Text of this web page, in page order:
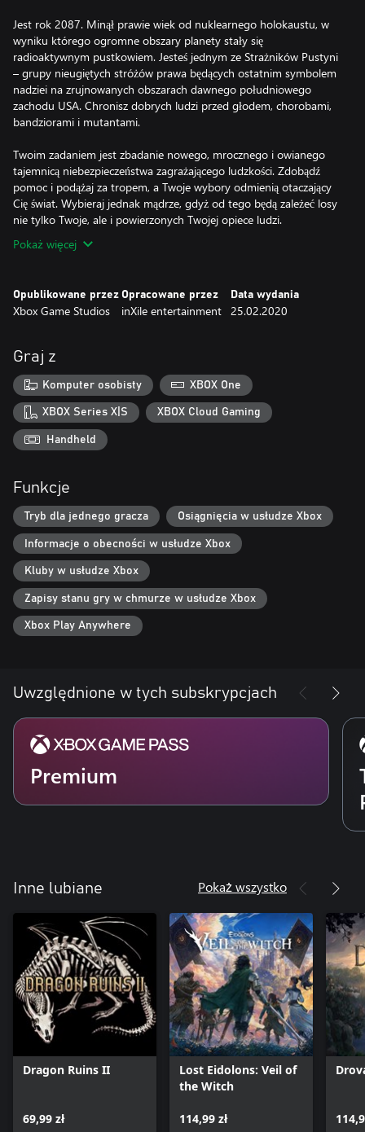
Jest rok 2087. Minął prawie wiek od nuklearnego holokaustu, w
wyniku którego ogromne obszary planety stały się
radioaktywnym pustkowiem. Jesteś jednym ze Strażników Pustyni
– grupy nieugiętych stróżów prawa będących ostatnim symbolem
nadziei na zrujnowanych obszarach dawnego południowego
zachodu USA. Chronisz dobrych ludzi przed głodem, chorobami,
bandziorami i mutantami.
Twoim zadaniem jest zbadanie nowego, mrocznego i owianego
tajemnicą niebezpieczeństwa zagrażającego ludzkości. Zdobądź
pomoc i podążaj za tropem, a Twoje wybory odmienią otaczający
Cię świat. Wybieraj jednak mądrze, gdyż od tego będą zależeć losy
nie tylko Twoje, ale i powierzonych Twojej opiece ludzi.
Pokaż więcej
Opublikowane przez
Xbox Game Studios
Opracowane przez
inXile entertainment
Data wydania
25.02.2020
Graj z
Komputer osobisty XBOX One
XBOX Series X|S XBOX Cloud Gaming
Handheld
Funkcje
Tryb dla jednego gracza Osiągnięcia w usłudze Xbox
Informacje o obecności w usłudze Xbox
Kluby w usłudze Xbox
Zapisy stanu gry w chmurze w usłudze Xbox
Xbox Play Anywhere
Uwzględnione w tych subskrypcjach
Premium
Inne lubiane Pokaż wszystko
Dragon Ruins II
69,99 zł
Lost Eidolons: Veil of
the Witch
114,99 zł